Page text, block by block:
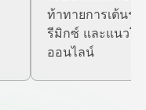
ท้าทายการเต้นรํ
รีมิกซ์ และแนวโ
ออนไลน์